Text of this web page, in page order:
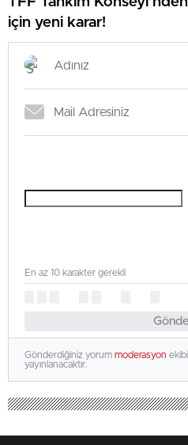
için yeni karar!
En az 10 karakter gerekli
Gönderdiğiniz yorum moderasyon
yayınlanacaktır.